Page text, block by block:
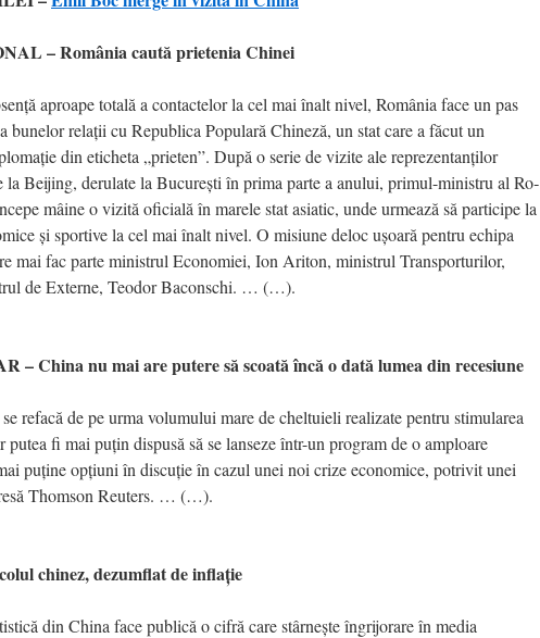
– România caută prietenia Chinei
aproape totală a contactelor la cel mai înalt nivel, România face un pas
bunelor relaţii cu Republica Populară Chineză, un stat care a făcut un
din eticheta „prieten”. După o serie de vizite ale repre­zen­tanţilor
Bei­jing, derulate la Bucureşti în prima parte a anului, primul-ministru al Ro­
mâine o vizită oficială în marele stat asia­tic, unde urmează să participe la
şi sportive la cel mai înalt nivel. O misiune deloc uşoa­ră pentru echipa
mai fac parte ministrul Eco­nomiei, Ion Ariton, ministrul Trans­porturilor,
de Externe, Teodor Baconschi. … (…).
China nu mai are putere să scoată încă o dată lumea din recesiune
refacă de pe urma volumului mare de cheltuieli realizate pentru stimularea
fi mai puţin dispusă să se lanseze într-un program de o amploare
puţine opţiuni în discuţie în cazul unei noi crize economice, potrivit unei
Thomson Reuters. … (…).
chinez, dezumflat de inflaţie
din China face publică o cifră care stârneşte îngrijorare în media